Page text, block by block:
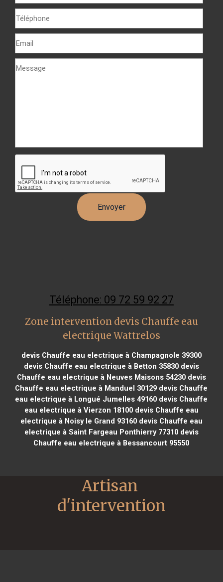
Téléphone: 09 72 59 92 27
Zone intervention devis Chauffe eau
electrique Wattrelos
devis Chauffe eau electrique à Champagnole 39300
devis Chauffe eau electrique à Betton 35830devis
Chauffe eau electrique à Neuves Maisons 54230devis
Chauffe eau electrique à Manduel 30129 devis Chauffe
eau electrique à Longué Jumelles 49160 devis Chauffe
eau electrique à Vierzon 18100devis Chauffe eau
electrique à Noisy le Grand 93160devis Chauffe eau
electrique à Saint Fargeau Ponthierry 77310devis
Chauffe eau electrique à Bessancourt 95550
Artisan
d'intervention